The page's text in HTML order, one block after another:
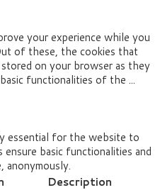
your experience while you
of these, the cookies that
stored on your browser as they
functionalities of the ...
essential for the website to
basic functionalities and
Description